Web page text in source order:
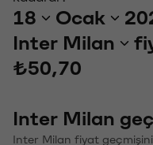
18 Ocak
Inter Milan
₺50,70
Inter Milan
Inter Milan fiyat